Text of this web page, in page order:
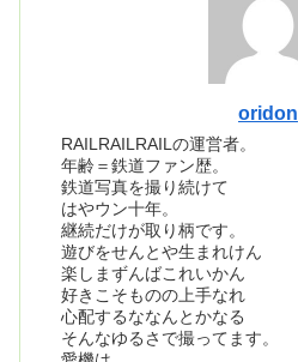
oridon
RAILRAILRAILの運営者。
年齢＝鉄道ファン歴。
鉄道写真を撮り続けて
はやウン十年。
継続だけが取り柄です。
遊びをせんとや生まれけん
楽しまずんばこれいかん
好きこそものの上手なれ
心配するななんとかなる
そんなゆるさで撮ってます。